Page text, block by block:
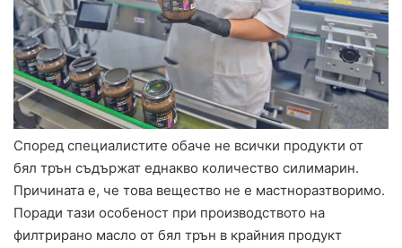
Според специалистите обаче не всички продукти от
бял трън съдържат еднакво количество силимарин.
Причината е, че това вещество не е мастноразтворимо.
Поради тази особеност при производството на
филтрирано масло от бял трън в крайния продукт